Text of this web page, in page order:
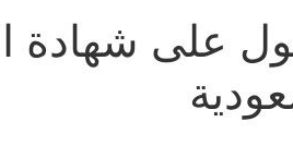
على شهادة